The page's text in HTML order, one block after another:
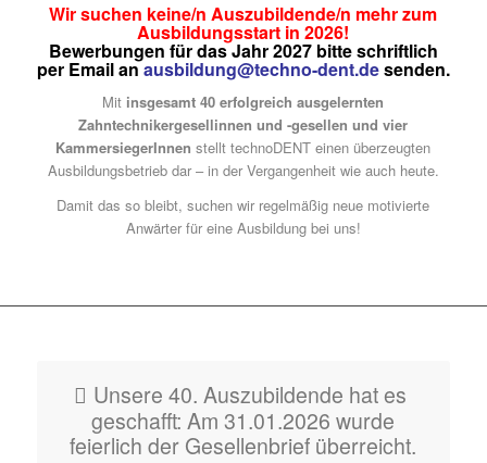
Wir suchen keine/n Auszubildende/n mehr zum
Ausbildungsstart in 2026!
Bewerbungen für das Jahr 2027 bitte schriftlich
per Email anausbildung@techno-dent.desenden.
Mit insgesamt 40 erfolgreich ausgelernten
Zahntechnikergesellinnen und -gesellen und vier
KammersiegerInnenstellt technoDENT einen überzeugten
Ausbildungsbetrieb dar – in der Vergangenheit wie auch heute.
Damit das so bleibt, suchen wir regelmäßig neue motivierte
Anwärter für eine Ausbildung bei uns!
Unsere 40. Auszubildende hat es
geschafft: Am 31.01.2026 wurde
feierlich der Gesellenbrief überreicht.